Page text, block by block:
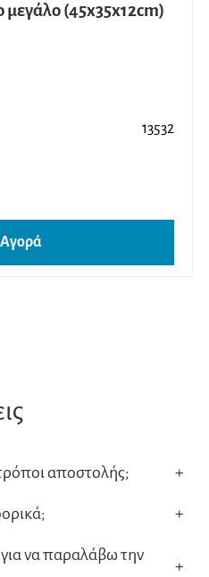
μεγάλο (45x35x12cm)
13532
Αγορά
τρόποι αποστολής; +
+
να παραλάβω την
+